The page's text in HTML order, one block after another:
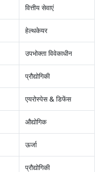
वित्तीय सेवाएं
हेल्थकेयर
उपभोक्ता विवेकाधीन
प्रौद्योगिकी
एयरोस्पेस & डिफेंस
औद्योगिक
ऊर्जा
प्रौद्योगिकी